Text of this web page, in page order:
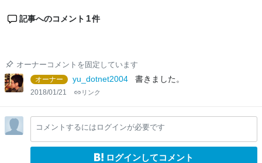
記事へのコメント 1件
オーナーコメントを固定しています
オーナー
yu_dotnet2004 書きました。
2018/01/21 リンク
コメントするにはログインが必要です
ログインしてコメント